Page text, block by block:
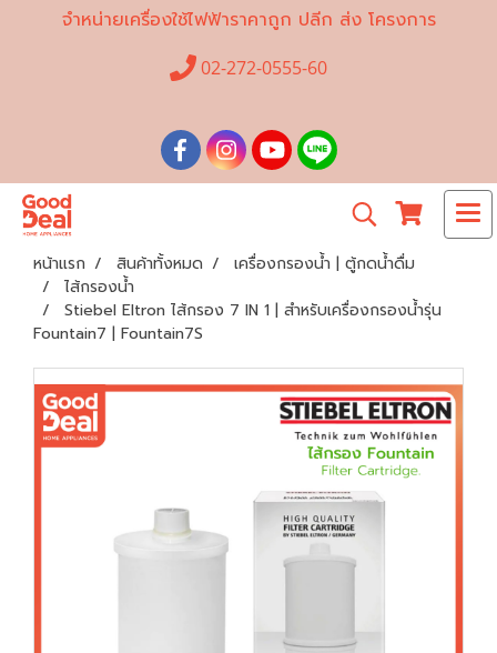
จำหน่ายเครื่องใช้ไฟฟ้าราคาถูก ปลีก ส่ง โครงการ
02-272-0555-60
หน้าแรก สินค้าทั้งหมด
เครื่องกรองน้ำ | ตู้กดน้ำดื่ม
ไส้กรองน้ำ
Stiebel Eltron ไส้กรอง 7 IN 1 | สำหรับเครื่องกรองน้ำรุ่น
Fountain7 | Fountain7S